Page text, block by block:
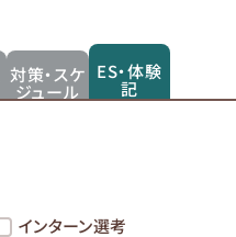
対策・スケ
ジュール
ES・体験
記
インターン選考